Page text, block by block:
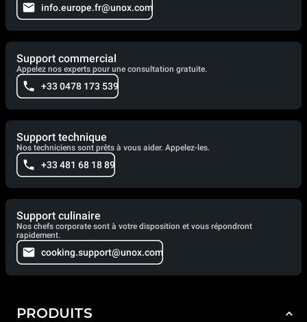
info.europe.fr@unox.com
Support commercial
Appelez nos experts pour une consultation gratuite.
+33 0478 173 539
Support technique
Nos techniciens sont prêts à vous aider. Appelez-les.
+33 481 68 18 89
Support culinaire
Nos chefs corporate sont à votre disposition et vous répondront
rapidement.
cooking.support@unox.com
PRODUITS